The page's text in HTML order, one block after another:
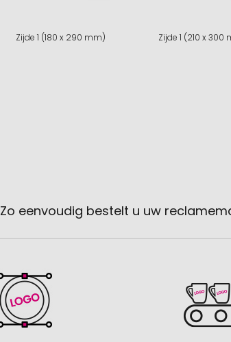
Zijde 1 (180 x 290 mm) Zijde 1 (210 x 300
Zo eenvoudig bestelt u uw